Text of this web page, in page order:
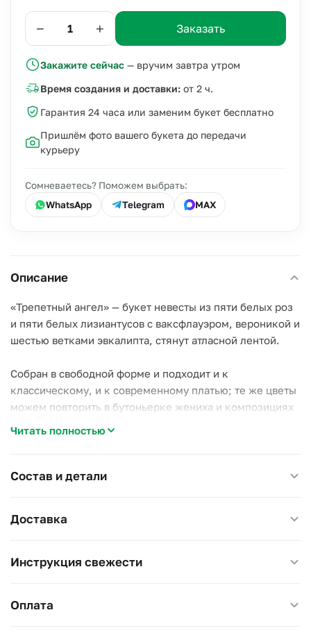
− + Заказать
Закажите сейчас — вручим завтра утром
Время создания и доставки: от 2 ч.
Гарантия 24 часа или заменим букет бесплатно
Пришлём фото вашего букета до передачи
курьеру
Сомневаетесь? Поможем выбрать:
WhatsApp
Telegram MAX
Описание
«Трепетный ангел» — букет невесты из пяти белых роз
и пяти белых лизиантусов с ваксфлауэром, вероникой и
шестью ветками эвкалипта, стянут атласной лентой.
Собран в свободной форме и подходит и к
классическому, и к современному платью; те же цветы
можем повторить в бутоньерке жениха и композициях
воде; перед выходом промокните стебли салфеткой.
Читать полностью
Состав и детали
Доставка
Инструкция свежести
Оплата